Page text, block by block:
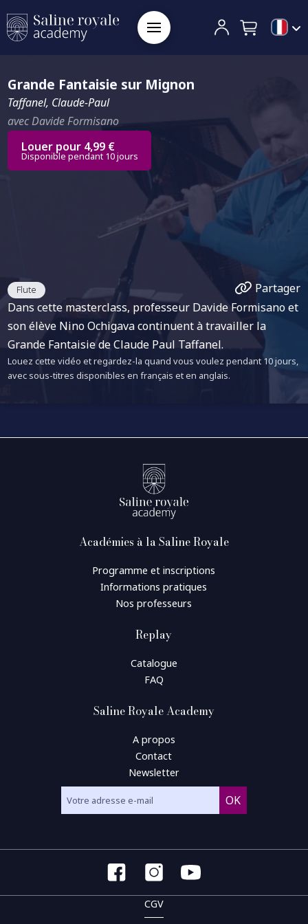
Grande Fantaisie sur Mignon
Taffanel, Claude-Paul
avec Davide Formisano
Louer pour 4,99 €
Disponible pendant 10 jours
Flute
Partager
Dans cette masterclass, professeur Davide Formisano et
son élève Nino Ochigava continuent à travailler la
Grande Fantaisie de Claude Paul Taffanel.
Louez cette vidéo et regardez-la quand vous voulez pendant 10 jours,
avec sous-titres disponibles en français et en anglais.
Académies à la Saline Royale
Programme et inscriptions
Informations pratiques
Nos professeurs
Replay
Catalogue
FAQ
Saline Royale Academy
A propos
Contact
Newsletter
CGV